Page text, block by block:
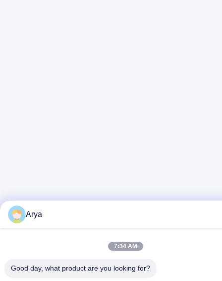
Arya
7:34 AM
Good day, what product are you looking for?